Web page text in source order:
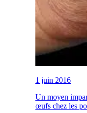
1 juin 2016
Un moyen
œufs chez les